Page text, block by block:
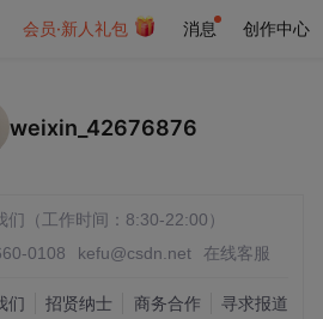
会员·新人礼包 消息 创作中心
weixin_42676876
们（工作时间：8:30-22:00）
0108
kefu@csdn.net 在线客服
们 招贤纳士 商务合作 寻求报道